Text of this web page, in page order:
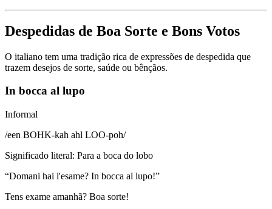
Despedidas de Boa Sorte e Bons Votos
O italiano tem uma tradição rica de expressões de despedida que
trazem desejos de sorte, saúde ou bênçãos.
In bocca al lupo
Informal
/een BOHK-kah ahl LOO-poh/
Significado literal: Para a boca do lobo
“Domani hai l'esame? In bocca al lupo!”
Tens exame amanhã? Boa sorte!